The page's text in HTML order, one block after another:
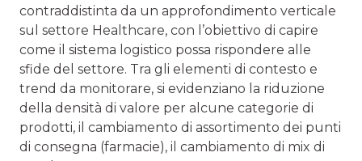
contraddistinta da un approfondimento verticale
sul settore Healthcare, con l’obiettivo di capire
come il sistema logistico possa rispondere alle
sfide del settore. Tra gli elementi di contesto e
trend da monitorare, si evidenziano la riduzione
della densità di valore per alcune categorie di
prodotti, il cambiamento di assortimento dei punti
di consegna (farmacie), il cambiamento di mix di